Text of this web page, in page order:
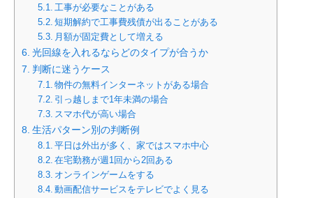
工事が必要なことがある
短期解約で工事費残債が出ることがある
月額が固定費として増える
光回線を入れるならどのタイプが合うか
判断に迷うケース
物件の無料インターネットがある場合
引っ越しまで1年未満の場合
スマホ代が高い場合
生活パターン別の判断例
平日は外出が多く、家ではスマホ中心
在宅勤務が週1回から2回ある
オンラインゲームをする
動画配信サービスをテレビでよく見る